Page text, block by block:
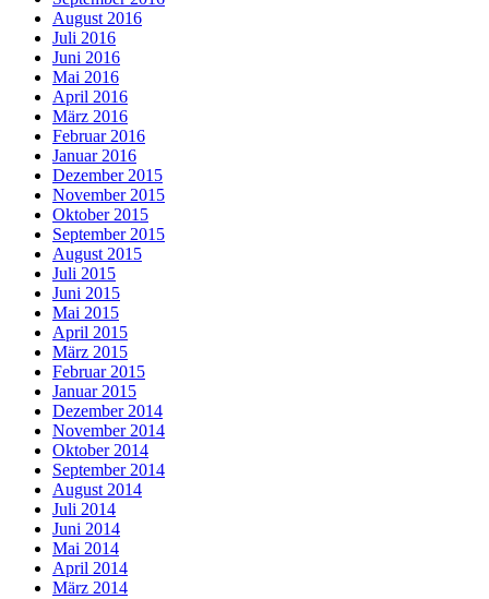
August 2016
Juli 2016
Juni 2016
Mai 2016
April 2016
März 2016
Februar 2016
Januar 2016
Dezember 2015
November 2015
Oktober 2015
September 2015
August 2015
Juli 2015
Juni 2015
Mai 2015
April 2015
März 2015
Februar 2015
Januar 2015
Dezember 2014
November 2014
Oktober 2014
September 2014
August 2014
Juli 2014
Juni 2014
Mai 2014
April 2014
März 2014